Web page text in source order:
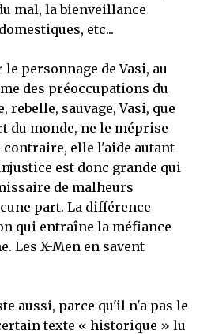
mal, la bienveillance
etc...
personnage de Vasi, au
des préoccupations du
rebelle, sauvage, Vasi, que
du monde, ne le méprise
contraire, elle l'aide autant
est donc grande qui
de malheurs
part. La différence
qui entraîne la méfiance
Les X-Men en savent
aussi, parce qu'il n'a pas le
texte « historique » lu